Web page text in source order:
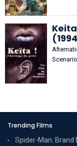
Trending Films
Spider-Man: Brand